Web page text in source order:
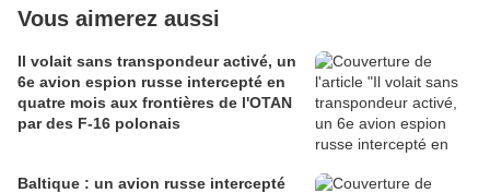
Vous aimerez aussi
Il volait sans transpondeur activé, un
6e avion espion russe intercepté en
quatre mois aux frontières de l'OTAN
par des F-16 polonais
Baltique : un avion russe intercepté